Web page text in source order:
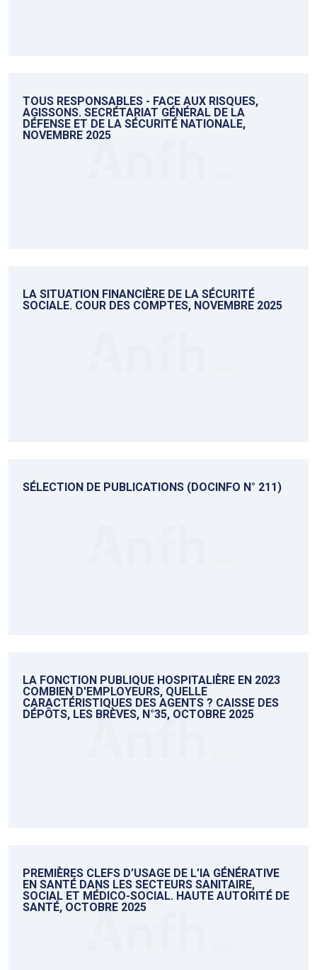
TOUS RESPONSABLES - FACE AUX RISQUES,
AGISSONS. SECRÉTARIAT GÉNÉRAL DE LA
DÉFENSE ET DE LA SÉCURITÉ NATIONALE,
NOVEMBRE 2025
LA SITUATION FINANCIÈRE DE LA SÉCURITÉ
SOCIALE. COUR DES COMPTES, NOVEMBRE 2025
SÉLECTION DE PUBLICATIONS (DOCINFO N° 211)
LA FONCTION PUBLIQUE HOSPITALIÈRE EN 2023
COMBIEN D'EMPLOYEURS, QUELLE
CARACTÉRISTIQUES DES AGENTS ? CAISSE DES
DÉPÔTS, LES BRÈVES, N°35, OCTOBRE 2025
PREMIÈRES CLEFS D’USAGE DE L’IA GÉNÉRATIVE
EN SANTÉ DANS LES SECTEURS SANITAIRE,
SOCIAL ET MÉDICO-SOCIAL. HAUTE AUTORITÉ DE
SANTÉ, OCTOBRE 2025